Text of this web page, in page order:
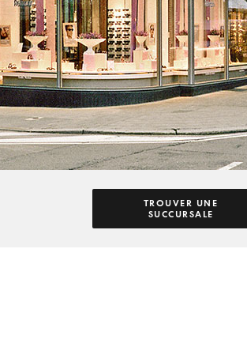
TROUVER UNE
SUCCURSALE